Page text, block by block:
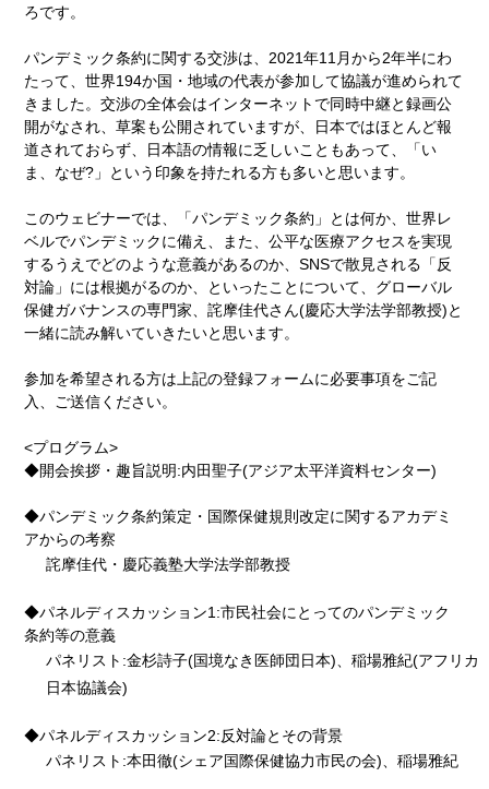
ろです。
パンデミック条約に関する交渉は、2021年11月から2年半にわ
たって、世界194か国・地域の代表が参加して協議が進められて
きました。交渉の全体会はインターネットで同時中継と録画公
開がなされ、草案も公開されていますが、日本ではほとんど報
道されておらず、日本語の情報に乏しいこともあって、「い
ま、なぜ?」という印象を持たれる方も多いと思います。
このウェビナーでは、「パンデミック条約」とは何か、世界レ
ベルでパンデミックに備え、また、公平な医療アクセスを実現
するうえでどのような意義があるのか、SNSで散見される「反
対論」には根拠がるのか、といったことについて、グローバル
保健ガバナンスの専門家、詫摩佳代さん(慶応大学法学部教授)と
一緒に読み解いていきたいと思います。
参加を希望される方は上記の登録フォームに必要事項をご記
入、ご送信ください。
<プログラム>
◆開会挨拶・趣旨説明:内田聖子(アジア太平洋資料センター)
◆パンデミック条約策定・国際保健規則改定に関するアカデミ
アからの考察
詫摩佳代・慶応義塾大学法学部教授
◆パネルディスカッション1:市民社会にとってのパンデミック
条約等の意義
パネリスト:金杉詩子(国境なき医師団日本)、稲場雅紀(アフリカ
日本協議会)
◆パネルディスカッション2:反対論とその背景
パネリスト:本田徹(シェア国際保健協力市民の会)、稲場雅紀